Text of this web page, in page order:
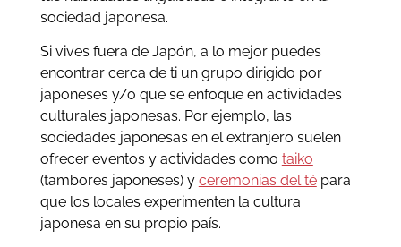
sociedad japonesa.
Si vives fuera de Japón, a lo mejor puedes
encontrar cerca de ti un grupo dirigido por
japoneses y/o que se enfoque en actividades
culturales japonesas. Por ejemplo, las
sociedades japonesas en el extranjero suelen
ofrecer eventos y actividades como taiko
(tambores japoneses) y ceremonias del tépara
que los locales experimenten la cultura
japonesa en su propio país.